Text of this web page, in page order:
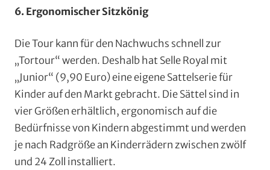
6. Ergonomischer Sitzkönig
Die Tour kann für den Nachwuchs schnell zur
„Tortour“ werden. Deshalb hat Selle Royal mit
„Junior“ (9,90 Euro) eine eigene Sattelserie für
Kinder auf den Markt gebracht. Die Sättel sind in
vier Größen erhältlich, ergonomisch auf die
Bedürfnisse von Kindern abgestimmt und werden
je nach Radgröße an Kinderrädern zwischen zwölf
und 24 Zoll installiert.